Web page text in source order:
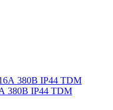
380В IP44 TDM